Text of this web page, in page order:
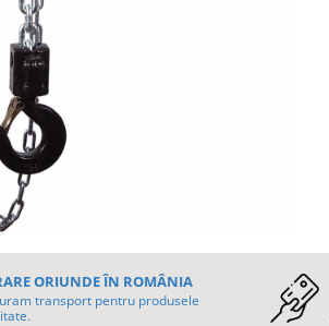
ORIUNDE ÎN ROMÂNIA
transport pentru produsele